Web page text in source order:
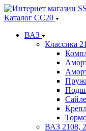
Каталог СС20
ВАЗ
Классика
ВАЗ 2108,